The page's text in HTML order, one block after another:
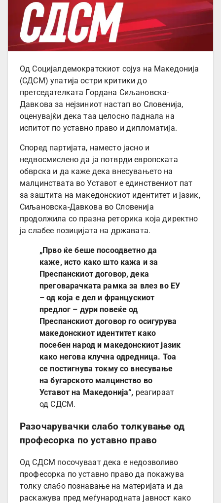
Од Социјалдемократскиот сојуз на Македонија
(СДСМ) упатија остри критики до
претседателката Гордана Сиљановска-
Давкова за нејзиниот настап во Словенија,
оценувајќи дека таа целосно паднала на
испитот по уставно право и дипломатија.
Според партијата, наместо јасно и
недвосмислено да ја потврди европската
обврска и да каже дека внесувањето на
малцинствата во Уставот е единствениот пат
за заштита на македонскиот идентитет и јазик,
Сиљановска-Давкова во Словенија
продолжила со празна реторика која директно
ја слабее позицијата на државата.
„Прво ќе беше посоодветно да
каже, исто како што кажа и за
Преспанскиот договор, дека
преговарачката рамка за влез во ЕУ
– од која е дел и францускиот
предлог – дури повеќе од
Преспанскиот договор го осигурува
македонскиот идентитет како
посебен народ и македонскиот јазик
како негова клучна одредница. Тоа
се постигнува токму со внесување
на бугарското малцинство во
Уставот на Македонија“, реагираат
од СДСМ.
Разочарувачки слабо толкување од
професорка по уставно право
Од СДСМ посочуваат дека е недозволиво
професорка по уставно право да покажува
толку слабо познавање на материјата и да
раскажува пред меѓународната јавност како